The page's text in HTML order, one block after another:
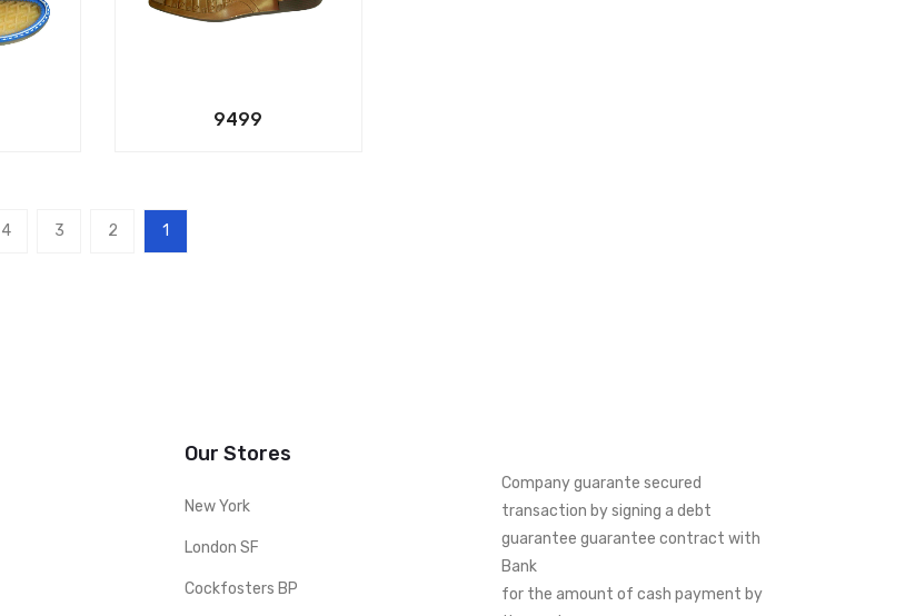
9499
1
2
3
4
Company guarante secured
transaction by signing a debt
guarantee guarantee contract with
Bank
for the amount of cash payment by
Our Stores
New York
London SF
Cockfosters BP